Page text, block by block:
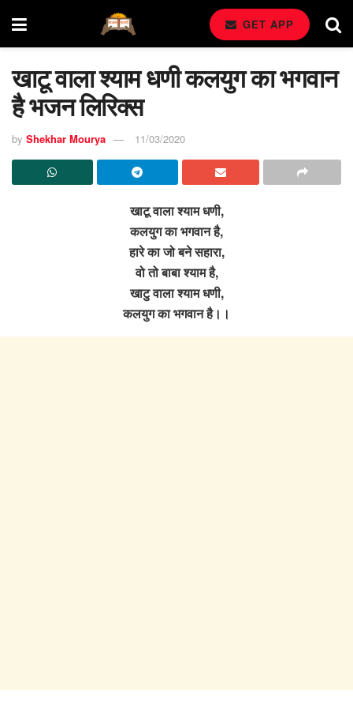
GET APP
खाटू वाला श्याम धणी कलयुग का भगवान
है भजन लिरिक्स
by Shekhar Mourya 11/03/2020
खाटू वाला श्याम धणी,
कलयुग का भगवान है,
हारे का जो बने सहारा,
वो तो बाबा श्याम है,
खाटु वाला श्याम धणी,
कलयुग का भगवान है।।